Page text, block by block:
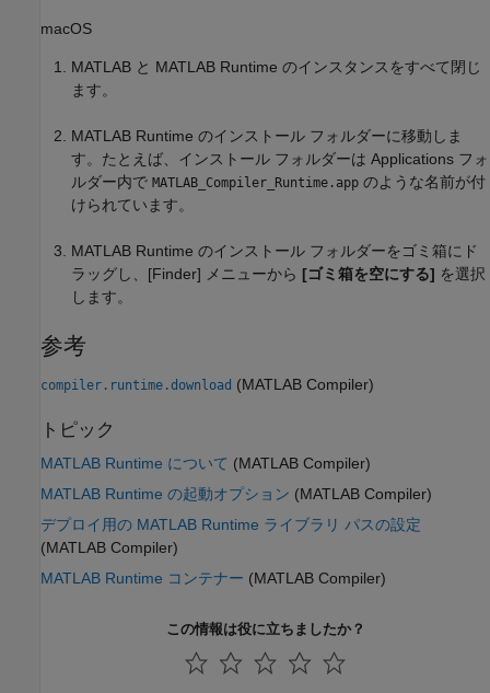
macOS
MATLAB と MATLAB Runtime のインスタンスをすべて閉じ
ます。
MATLAB Runtime のインストール フォルダーに移動しま
す。たとえば、インストール フォルダーは Applications フォ
ルダー内で MATLAB_Compiler_Runtime.app のような名前が付
けられています。
MATLAB Runtime のインストール フォルダーをゴミ箱にド
ラッグし、[Finder] メニューから [ゴミ箱を空にする] を選択
します。
参考
compiler.runtime.download (MATLAB Compiler)
トピック
MATLAB Runtime について (MATLAB Compiler)
MATLAB Runtime の起動オプション (MATLAB Compiler)
デプロイ用の MATLAB Runtime ライブラリ パスの設定
(MATLAB Compiler)
MATLAB Runtime コンテナー (MATLAB Compiler)
この情報は役に立ちましたか？